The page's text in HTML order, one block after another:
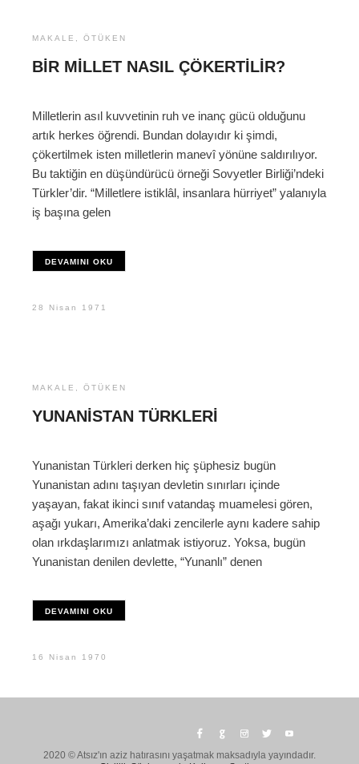
MAKALE , ÖTÜKEN
BIR MILLET NASIL ÇÖKERTILIR?
Milletlerin asıl kuvvetinin ruh ve inanç gücü olduğunu
artık herkes öğrendi. Bundan dolayıdır ki şimdi,
çökertilmek isten milletlerin manevî yönüne saldırılıyor.
Bu taktiğin en düşündürücü örneği Sovyetler Birliği’ndeki
Türkler’dir. “Milletlere istiklâl, insanlara hürriyet” yalanıyla
iş başına gelen
DEVAMINI OKU
28 Nisan 1971
MAKALE , ÖTÜKEN
YUNANISTAN TÜRKLERI
Yunanistan Türkleri derken hiç şüphesiz bugün
Yunanistan adını taşıyan devletin sınırları içinde
yaşayan, fakat ikinci sınıf vatandaş muamelesi gören,
aşağı yukarı, Amerika’daki zencilerle aynı kadere sahip
olan ırkdaşlarımızı anlatmak istiyoruz. Yoksa, bugün
Yunanistan denilen devlette, “Yunanlı” denen
DEVAMINI OKU
16 Nisan 1970
2020 © Atsız'ın aziz hatırasını yaşatmak maksadıyla yayındadır.